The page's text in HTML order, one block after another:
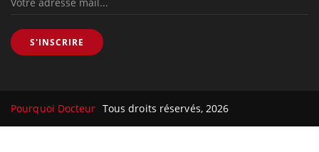
S'INSCRIRE
Pourquoi Docteur Tous droits réservés, 2026